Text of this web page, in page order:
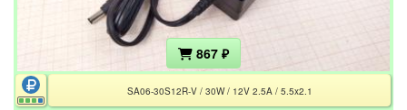
867 ₽
SA06-30S12R-V / 30W / 12V 2.5A / 5.5x2.1